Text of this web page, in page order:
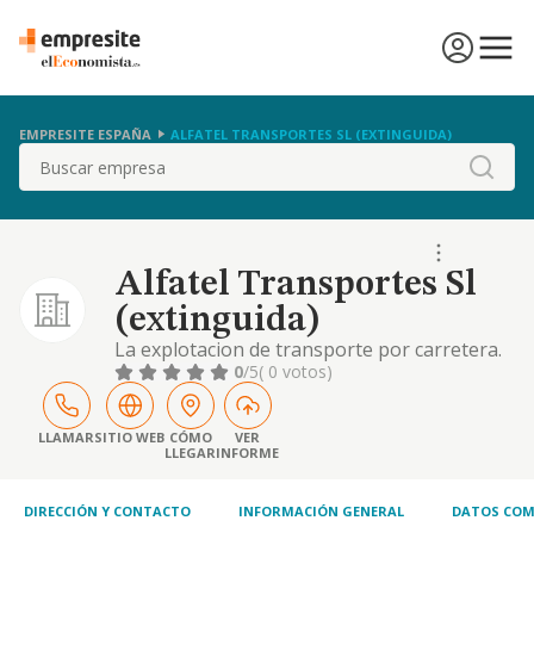
EMPRESITE ESPAÑA ALFATEL TRANSPORTES SL (EXTINGUIDA)
Buscar
Alfatel Transportes Sl
(extinguida)
La explotacion de transporte por carretera.
la actividad de agencia de transporte de
carga fraccionada
0/5( 0 votos)
LLAMARSITIO WEB CÓMO
LLEGAR
VER
INFORME
DIRECCIÓN Y CONTACTO INFORMACIÓN GENERAL DATOS